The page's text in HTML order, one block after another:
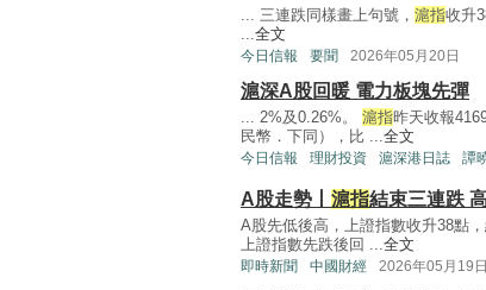
... 三連跌同樣畫上句號， 滬指收升
全文
今日信報 要聞 2026年05月20日
滬深A股回暖 電力板塊先彈
... 2%及0.26%。 滬指昨天收報
民幣．下同），比 ... 全文
今日信報 理財投資 滬深港日誌 譚
A股走勢丨 滬指結束三連跌
A股先低後高，上證指數收升38點
上證指數先跌後回 ...全文
即時新聞 中國財經 2026年05月19日